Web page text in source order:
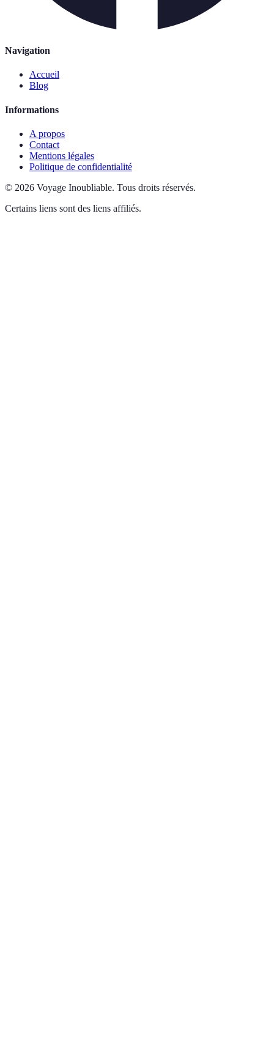
Navigation
Accueil
Blog
Informations
A propos
Contact
Mentions légales
Politique de confidentialité
© 2026 Voyage Inoubliable. Tous droits réservés.
Certains liens sont des liens affiliés.